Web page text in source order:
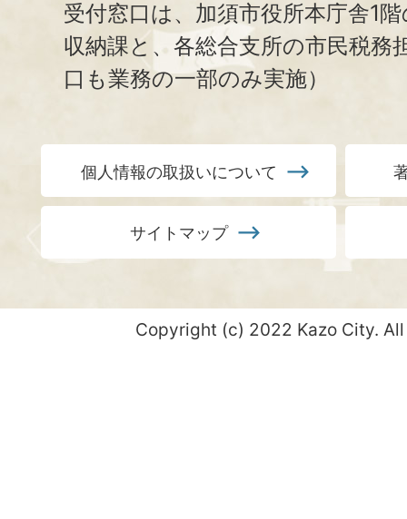
受付窓口は、加須市役所本庁舎1
収納課と、 各総合支所の市民税務
口も業務の一部のみ実施）
個人情報の取扱いについて
サイトマップ
Copyright (c) 2022 Kazo City.